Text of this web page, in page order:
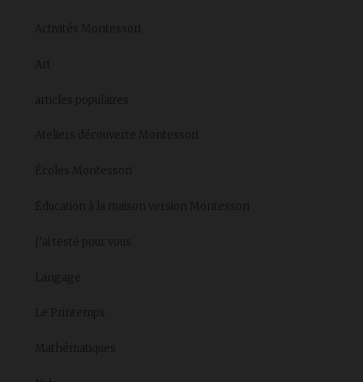
Activités Montessori
Art
articles populaires
Ateliers découverte Montessori
Écoles Montessori
Éducation à la maison version Montessori
J’ai testé pour vous
Langage
Le Printemps
Mathématiques